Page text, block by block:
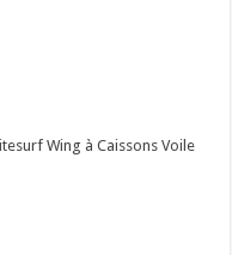
Wing à Caissons Voile